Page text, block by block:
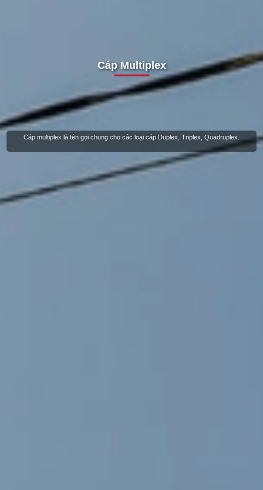
Cáp Multiplex
Cáp multiplex là tên gọi chung cho các loại cáp Duplex, Triplex, Quadruplex.